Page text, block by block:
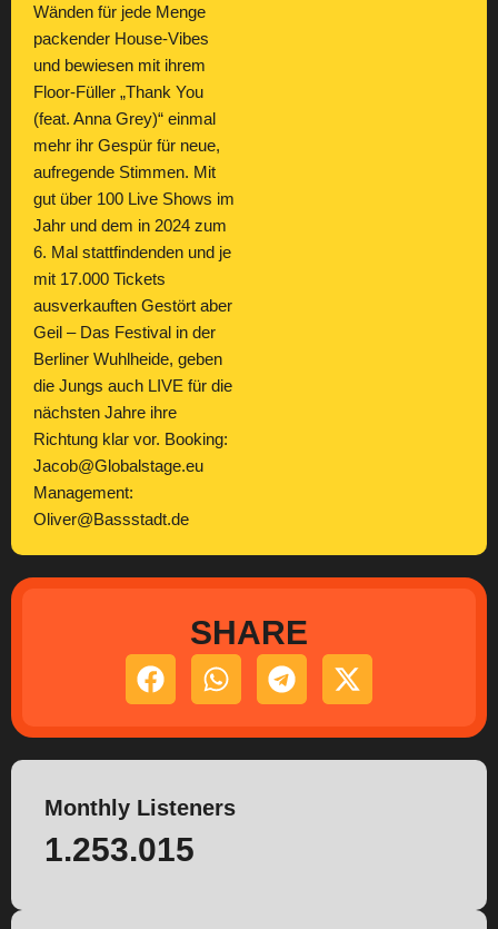
Wänden für jede Menge
packender House-Vibes
und bewiesen mit ihrem
Floor-Füller „Thank You
(feat. Anna Grey)“ einmal
mehr ihr Gespür für neue,
aufregende Stimmen. Mit
gut über 100 Live Shows im
Jahr und dem in 2024 zum
6. Mal stattfindenden und je
mit 17.000 Tickets
ausverkauften Gestört aber
Geil – Das Festival in der
Berliner Wuhlheide, geben
die Jungs auch LIVE für die
nächsten Jahre ihre
Richtung klar vor. Booking:
Jacob@Globalstage.eu
Management:
Oliver@Bassstadt.de
SHARE
Monthly Listeners
1.253.015